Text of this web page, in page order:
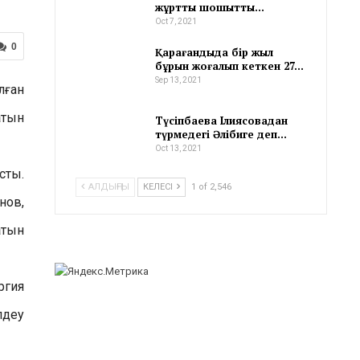
0
жұртты шошытты…
Oct 7, 2021
Қарағандыда бір жыл
бұрын жоғалып кеткен 27…
Sep 13, 2021
Түсіпбаева Ілиясовадан
түрмедегі Әлібиге деп…
Oct 13, 2021
АЛДЫҢҒЫ КЕЛЕСІ 1 of 2,546